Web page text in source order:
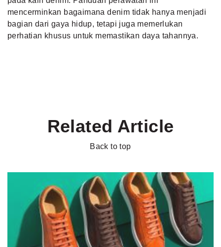
mencerminkan bagaimana denim tidak hanya menjadi
bagian dari gaya hidup, tetapi juga memerlukan
perhatian khusus untuk memastikan daya tahannya.
Related Article
Back to top